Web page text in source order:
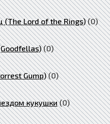
(The Lord of the Rings) (0)
(0)
Gump) (0)
кукушки (0)